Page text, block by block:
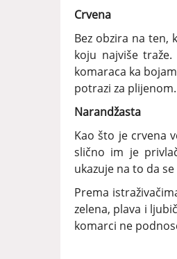
Crvena
Bez obzira na ten,
koju najviše
komaraca ka
potrazi za plijenom.
Narandžasta
Kao što je crvena
slično im je
ukazuje na to da
Prema
zelena, plava i
komarci ne